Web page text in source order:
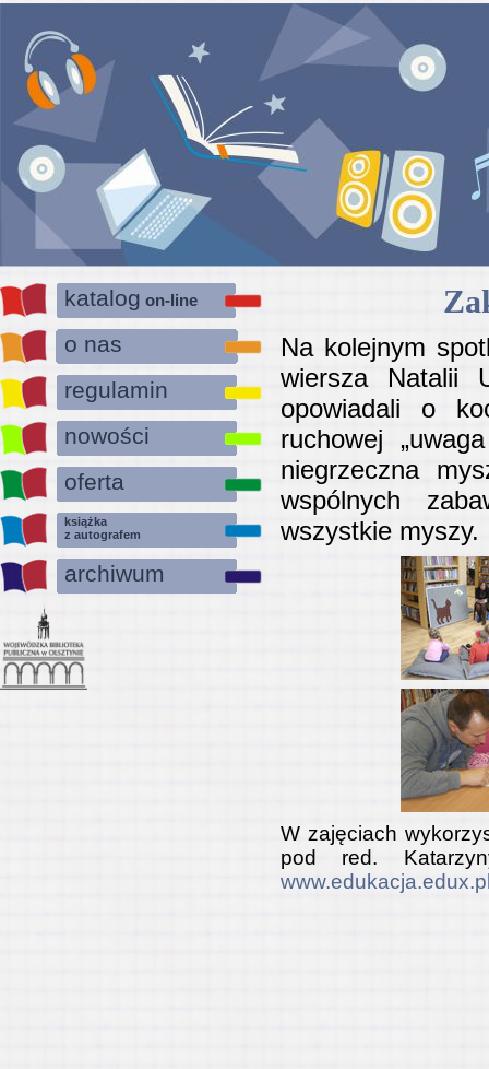
katalog on-line
o nas
regulamin
nowości
oferta
książka
z autografem
archiwum
Na kolejnym
wiersza Natalii
opowiadali o
ruchowej
niegrzeczna
wspólnych
wszystkie myszy.
W zajęciach
pod red.